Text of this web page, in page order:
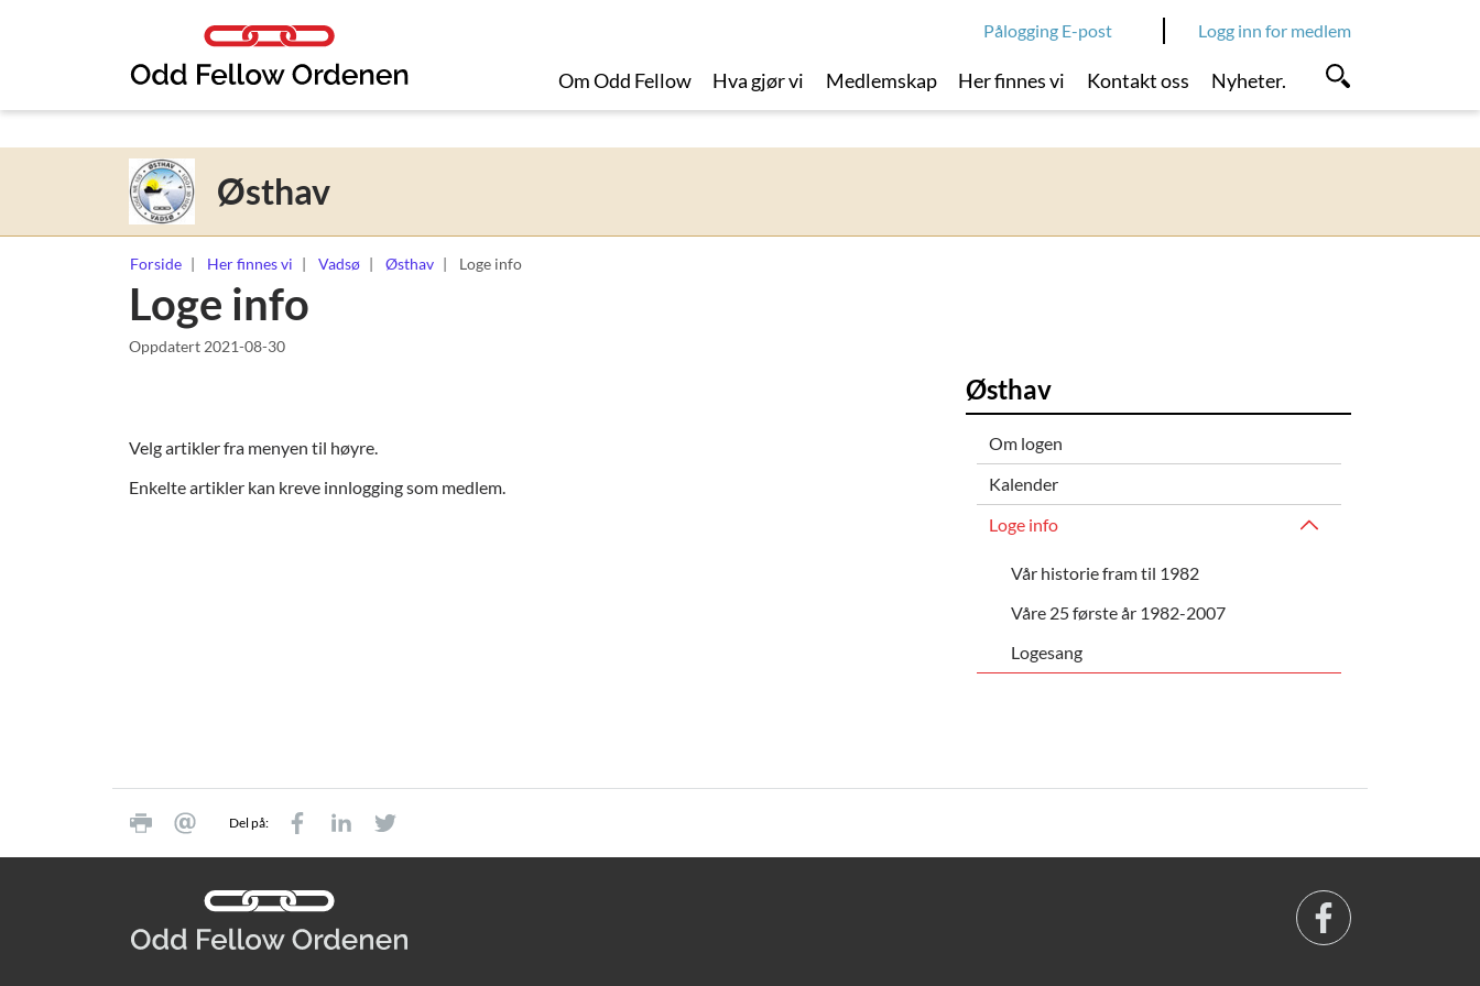
Logg inn for medlem
Pålogging E-post
Om Odd Fellow Hva gjør vi Medlemskap Her finnes vi Kontakt oss Nyheter.
Østhav
Forside Her finnes vi Vadsø Østhav Loge info
Loge info
Oppdatert 2021-08-30
Velg artikler fra menyen til høyre.
Enkelte artikler kan kreve innlogging som medlem.
Østhav
Om logen
Kalender
Loge info
Vår historie fram til 1982
Våre 25 første år 1982-2007
Logesang
Del på: